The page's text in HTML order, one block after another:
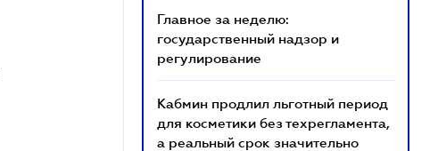
Главное за неделю:
государственный надзор и
регулирование
Кабмин продлил льготный период
для косметики без техрегламента,
а реальный срок значительно